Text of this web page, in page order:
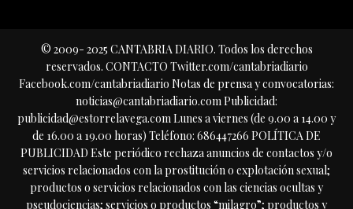
© 2009- 2025 CANTABRIA DIARIO. Todos los derechos
reservados. CONTACTO Twitter.com/cantabriadiario
Facebook.com/cantabriadiario Notas de prensa y convocatorias:
noticias@cantabriadiario.com Publicidad:
publicidad@estorrelavega.com Lunes a viernes (de 9.00 a 14.00 y
de 16.00 a 19.00 horas) Teléfono: 686447266 POLÍTICA DE
PUBLICIDAD Este periódico rechaza anuncios de contactos y/o
servicios relacionados con la prostitución o explotación sexual;
productos o servicios relacionados con las ciencias ocultas y
pseudociencias; servicios o productos “milagro”; productos y